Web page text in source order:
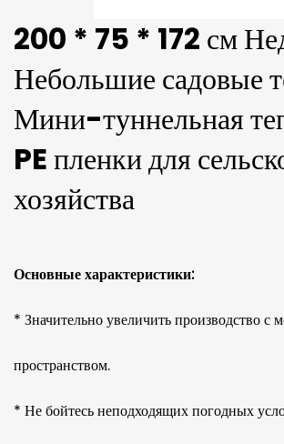
200 * 75 * 172 см
Небольшие садовые
Мини-туннельная
PE пленки для
хозяйства
Основные характеристики:
* Значительно увеличить производство с
пространством.
* Не бойтесь неподходящих погодных